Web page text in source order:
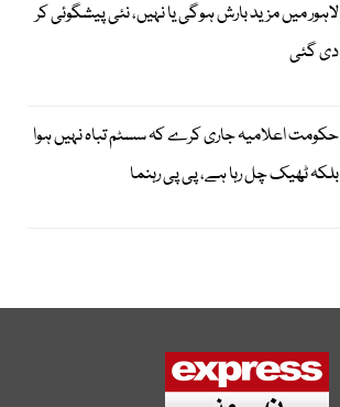
لاہور میں مزید بارش ہوگی یا نہیں، نئی پیشگوئی کر
دی گئی
حکومت اعلامیہ جاری کرے کہ سسٹم تباہ نہیں ہوا
بلکہ ٹھیک چل رہا ہے، پی پی رہنما